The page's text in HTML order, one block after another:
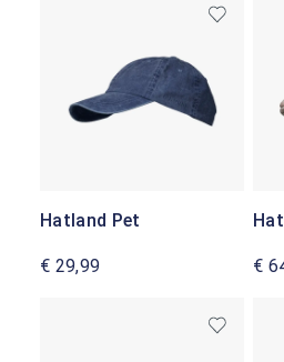
Hatland Pet
€ 29,99 €